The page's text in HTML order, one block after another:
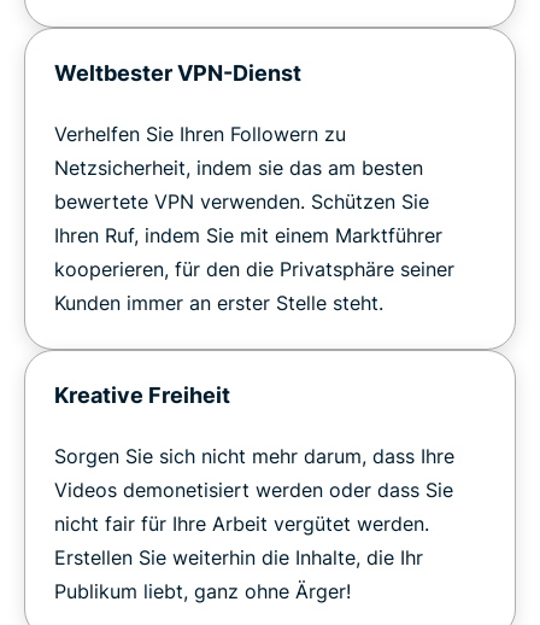
Weltbester VPN-Dienst
Verhelfen Sie Ihren Followern zu
Netzsicherheit, indem sie das am besten
bewertete VPN verwenden. Schützen Sie
Ihren Ruf, indem Sie mit einem Marktführer
kooperieren, für den die Privatsphäre seiner
Kunden immer an erster Stelle steht.
Kreative Freiheit
Sorgen Sie sich nicht mehr darum, dass Ihre
Videos demonetisiert werden oder dass Sie
nicht fair für Ihre Arbeit vergütet werden.
Erstellen Sie weiterhin die Inhalte, die Ihr
Publikum liebt, ganz ohne Ärger!